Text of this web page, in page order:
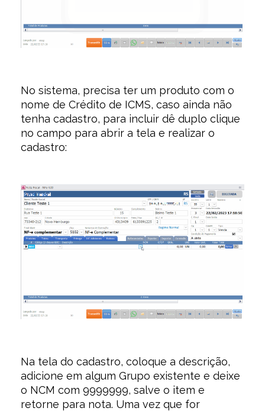
No sistema, precisa ter um produto com o
nome de Crédito de ICMS, caso ainda não
tenha cadastro, para incluir dê duplo clique
no campo para abrir a tela e realizar o
cadastro:
Na tela do cadastro, coloque a descrição,
adicione em algum Grupo existente e deixe
o NCM com 9999999, salve o item e
retorne para nota. Uma vez que for